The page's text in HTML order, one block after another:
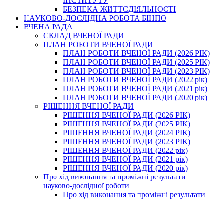
БЕЗПЕКА ЖИТТЄДІЯЛЬНОСТІ
НАУКОВО-ДОСЛІДНА РОБОТА БІНПО
ВЧЕНА РАДА
СКЛАД ВЧЕНОЇ РАДИ
ПЛАН РОБОТИ ВЧЕНОЇ РАДИ
ПЛАН РОБОТИ ВЧЕНОЇ РАДИ (2026 РІК)
ПЛАН РОБОТИ ВЧЕНОЇ РАДИ (2025 РІК)
ПЛАН РОБОТИ ВЧЕНОЇ РАДИ (2023 РІК)
ПЛАН РОБОТИ ВЧЕНОЇ РАДИ (2022 рік)
ПЛАН РОБОТИ ВЧЕНОЇ РАДИ (2021 рік)
ПЛАН РОБОТИ ВЧЕНОЇ РАДИ (2020 рік)
РІШЕННЯ ВЧЕНОЇ РАДИ
РІШЕННЯ ВЧЕНОЇ РАДИ (2026 РІК)
РІШЕННЯ ВЧЕНОЇ РАДИ (2025 РІК)
РІШЕННЯ ВЧЕНОЇ РАДИ (2024 РІК)
РІШЕННЯ ВЧЕНОЇ РАДИ (2023 РІК)
РІШЕННЯ ВЧЕНОЇ РАДИ (2022 рік)
РІШЕННЯ ВЧЕНОЇ РАДИ (2021 рік)
РІШЕННЯ ВЧЕНОЇ РАДИ (2020 рік)
Про хід виконання та проміжні результати
науково-дослідної роботи
Про хід виконання та проміжні результати